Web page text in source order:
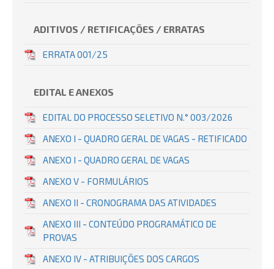
ADITIVOS / RETIFICAÇÕES / ERRATAS
ERRATA 001/25
EDITAL E ANEXOS
EDITAL DO PROCESSO SELETIVO N.° 003/2026
ANEXO I - QUADRO GERAL DE VAGAS - RETIFICADO
ANEXO I - QUADRO GERAL DE VAGAS
ANEXO V - FORMULÁRIOS
ANEXO II - CRONOGRAMA DAS ATIVIDADES
ANEXO III - CONTEÚDO PROGRAMÁTICO DE
PROVAS
ANEXO IV - ATRIBUIÇÕES DOS CARGOS